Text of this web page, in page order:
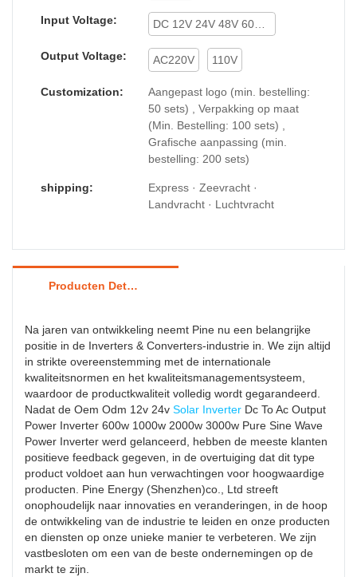
Input Voltage: DC 12V 24V 48V 60V 72V
Output Voltage: AC220V 110V
Customization:
Aangepast logo (min. bestelling:
50 sets) , Verpakking op maat
(Min. Bestelling: 100 sets) ,
Grafische aanpassing (min.
bestelling: 200 sets)
shipping:
Express · Zeevracht ·
Landvracht · Luchtvracht
Producten Details
Na jaren van ontwikkeling neemt Pine nu een belangrijke
positie in de Inverters & Converters-industrie in. We zijn altijd
in strikte overeenstemming met de internationale
kwaliteitsnormen en het kwaliteitsmanagementsysteem,
waardoor de productkwaliteit volledig wordt gegarandeerd.
Nadat de Oem Odm 12v 24v Solar Inverter Dc To Ac Output
Power Inverter 600w 1000w 2000w 3000w Pure Sine Wave
Power Inverter werd gelanceerd, hebben de meeste klanten
positieve feedback gegeven, in de overtuiging dat dit type
product voldoet aan hun verwachtingen voor hoogwaardige
producten. Pine Energy (Shenzhen)co., Ltd streeft
onophoudelijk naar innovaties en veranderingen, in de hoop
de ontwikkeling van de industrie te leiden en onze producten
en diensten op onze unieke manier te verbeteren. We zijn
vastbesloten om een ​​van de beste ondernemingen op de
markt te zijn.